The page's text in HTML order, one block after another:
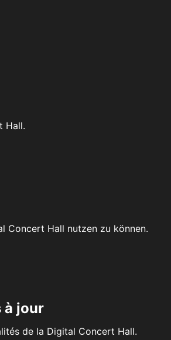
Hall.
Concert Hall nutzen zu können.
à jour
de la Digital Concert Hall.